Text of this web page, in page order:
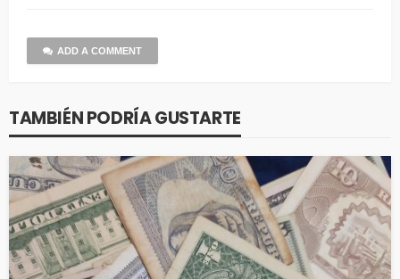
ADD A COMMENT
TAMBIÉN PODRÍA GUSTARTE